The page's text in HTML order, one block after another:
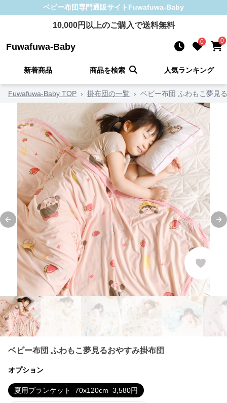
ベビー布団専門通販サイト Fuwafuwa-Baby
10,000円以上のご購入で送料無料
Fuwafuwa-Baby 0 0
新着商品 商品を検索 人気ランキング
Fuwafuwa-Baby TOP › 掛布団の一覧 › ベビー布団 ふわもこ夢見
Previous slide
ベビー布団 ふわもこ夢見るおやすみ掛布団
オプション
夏用ブランケット 70x120cm 3,580円